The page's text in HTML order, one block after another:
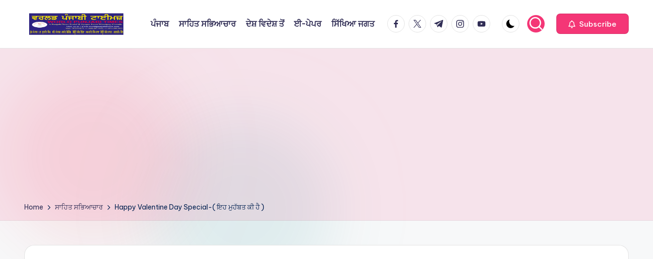
W
bi
m
ਪੰਜਾਬ ਸਾਹਿਤ ਸਭਿਆਚਾਰ ਦੇਸ਼ ਵਿਦੇਸ਼ ਤੋਂ ਈ-ਪੇਪਰ ਸਿੱਖਿਆ ਜਗਤ facebook.com
twitter.com
t.me instagram.com
youtube.com Subscribe
Home ਸਾਹਿਤ ਸਭਿਆਚਾਰ Happy Valentine Day Special-( ਇਹ ਮੁਹੱਬਤ ਕੀ ਹੈ )